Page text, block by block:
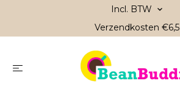
Incl. BTW
Verzendkosten €6,5